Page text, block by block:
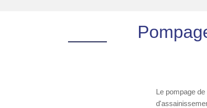
Le pompage